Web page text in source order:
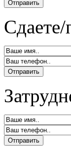
Сдаете/